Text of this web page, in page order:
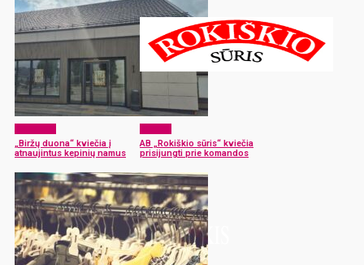
„Biržų duona“ kviečia į
atnaujintus kepinių namus
AB „Rokiškio sūris“ kviečia
prisijungti prie komandos